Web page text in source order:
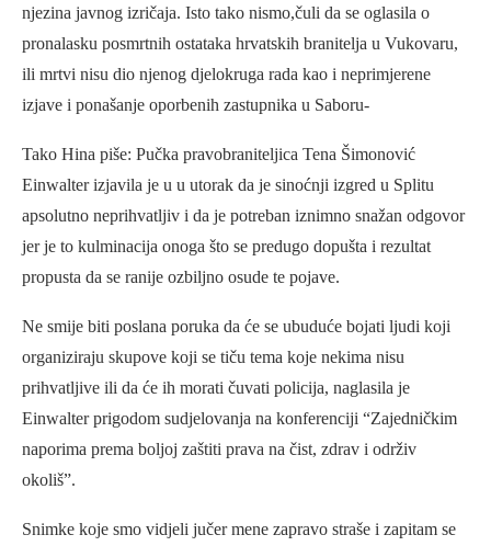
njezina javnog izričaja. Isto tako nismo,čuli da se oglasila o
pronalasku posmrtnih ostataka hrvatskih branitelja u Vukovaru,
ili mrtvi nisu dio njenog djelokruga rada kao i neprimjerene
izjave i ponašanje oporbenih zastupnika u Saboru-
Tako Hina piše: Pučka pravobraniteljica Tena Šimonović
Einwalter izjavila je u u utorak da je sinoćnji izgred u Splitu
apsolutno neprihvatljiv i da je potreban iznimno snažan odgovor
jer je to kulminacija onoga što se predugo dopušta i rezultat
propusta da se ranije ozbiljno osude te pojave.
Ne smije biti poslana poruka da će se ubuduće bojati ljudi koji
organiziraju skupove koji se tiču tema koje nekima nisu
prihvatljive ili da će ih morati čuvati policija, naglasila je
Einwalter prigodom sudjelovanja na konferenciji “Zajedničkim
naporima prema boljoj zaštiti prava na čist, zdrav i održiv
okoliš”.
Snimke koje smo vidjeli jučer mene zapravo straše i zapitam se